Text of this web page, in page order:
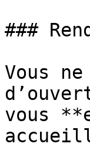
###
Vous
vous